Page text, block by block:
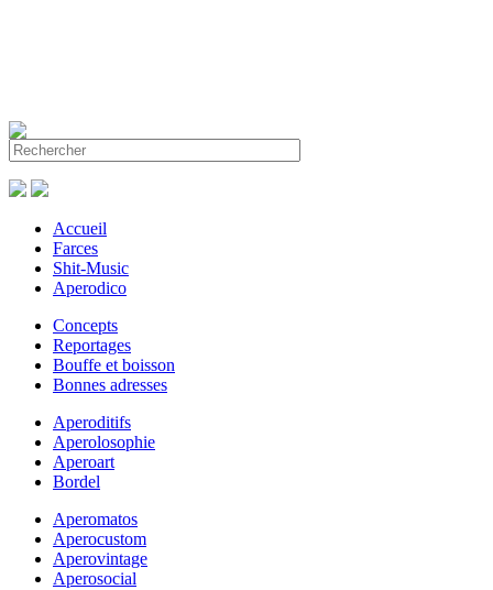
Accueil
Farces
Shit-Music
Aperodico
Concepts
Reportages
Bouffe et boisson
Bonnes adresses
Aperoditifs
Aperolosophie
Aperoart
Bordel
Aperomatos
Aperocustom
Aperovintage
Aperosocial